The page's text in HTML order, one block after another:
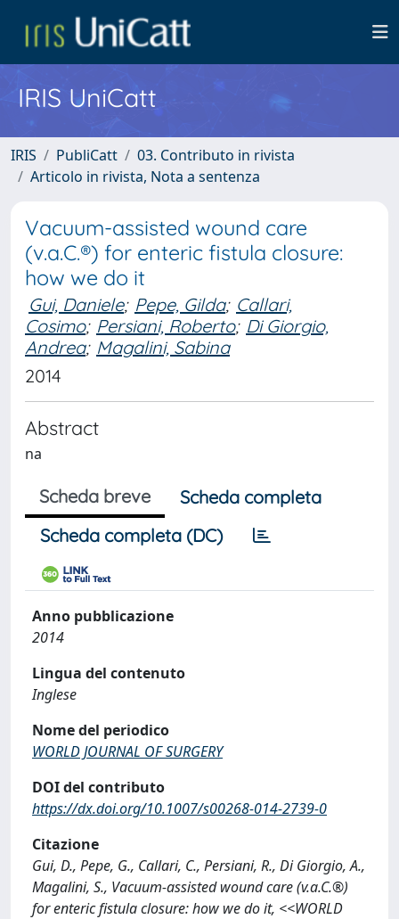
IRIS UniCatt
IRIS PubliCatt
03. Contributo in rivista
Articolo in rivista, Nota a sentenza
Vacuum-assisted wound care
(v.a.C.®) for enteric fistula closure:
how we do it
Gui, Daniele; Pepe, Gilda; Callari,
Cosimo; Persiani, Roberto; Di Giorgio,
Andrea; Magalini, Sabina
2014
Abstract
na
Scheda breve
Scheda completa
Scheda completa (DC)
Anno pubblicazione
2014
Lingua del contenuto
Inglese
Nome del periodico
WORLD JOURNAL OF SURGERY
DOI del contributo
https://dx.doi.org/10.1007/s00268-014-2739-0
Citazione
Gui, D., Pepe, G., Callari, C., Persiani, R., Di Giorgio, A.,
Magalini, S., Vacuum-assisted wound care (v.a.C.®)
for enteric fistula closure: how we do it, <<WORLD